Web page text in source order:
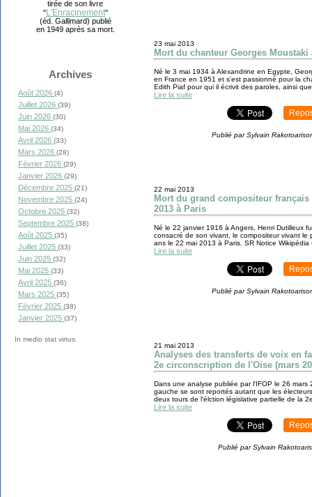
tirée de son livre
"L'Enracinement"
(éd. Gallimard) publié
en 1949 après sa mort.
Archives
Août 2026 (4)
Juillet 2026 (39)
Juin 2026 (30)
Mai 2026 (34)
Avril 2026 (33)
Mars 2026 (28)
Février 2026 (29)
Janvier 2026 (29)
Décembre 2025 (21)
Novembre 2025 (24)
Octobre 2025 (32)
Septembre 2025 (38)
Août 2025 (35)
Juillet 2025 (33)
Juin 2025 (32)
Mai 2025 (33)
Avril 2025 (36)
Mars 2025 (35)
Février 2025 (38)
Janvier 2025 (37)
In medio stat virtus.
23 mai 2013
Mort du chanteur Georges Moustaki
Né le 3 mai 1934 à Alexandrine en Egypte,
en France en 1951 et s'est passionné pour la
Edith Piaf pour qui il écrivit des paroles, ainsi
Lire la suite
Publié par Sylvain
22 mai 2013
Mort du grand compositeur
2013 à Paris
Né le 22 janvier 1916 à Angers, Henri Dutilleux
consacré de son vivant, le compositeur vivant
ans le 22 mai 2013 à Paris. SR Notice Wikipédia
Lire la suite
Publié par Sylvain
21 mai 2013
Analyses des transferts de voix en
2e circonscription de l'Oise (mars
Dans une analyse publiée par l'IFOP le 26
gauche se sont reportés autant que les
deux tours de l'élction législative partielle de la
Lire la suite
Publié par Sylvain